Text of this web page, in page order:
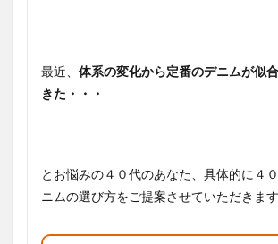
最近、 体系の変化から定番のデニムが似
きた・・・
とお悩みの４０代のあなた、具体的に４
ニムの選び方をご提案させていただきます